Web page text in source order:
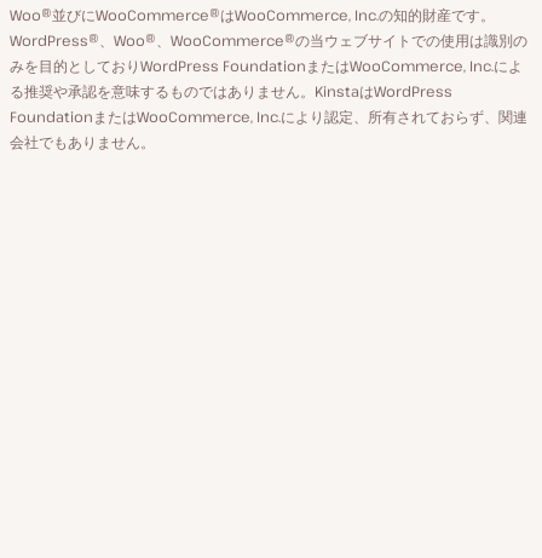
ウ
ン
ト
ジ
替
え
Woo®並びにWooCommerce®はWooCommerce, Inc.の知的財産です。
WordPress®、Woo®、WooCommerce®の当ウェブサイトでの使用は識別の
みを目的としておりWordPress FoundationまたはWooCommerce, Inc.によ
る推奨や承認を意味するものではありません。KinstaはWordPress
FoundationまたはWooCommerce, Inc.により認定、所有されておらず、関連
会社でもありません。